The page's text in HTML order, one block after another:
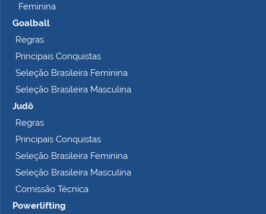
Feminina
Goalball
Regras
Principais Conquistas
Seleção Brasileira Feminina
Seleção Brasileira Masculina
Judô
Regras
Principais Conquistas
Seleção Brasileira Feminina
Seleção Brasileira Masculina
Comissão Técnica
Powerlifting